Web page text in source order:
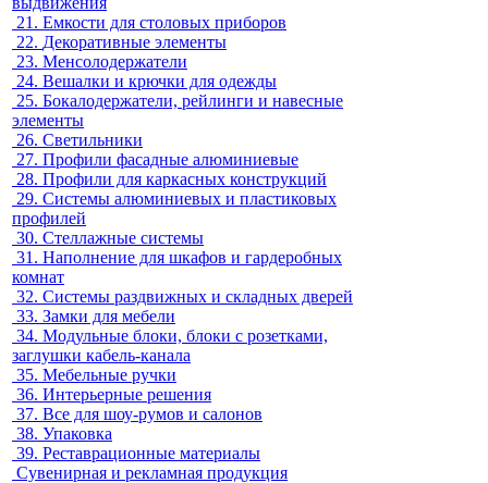
21. Емкости для столовых приборов
22. Декоративные элементы
23. Менсолодержатели
24. Вешалки и крючки для одежды
25. Бокалодержатели, рейлинги и навесные
элементы
26. Светильники
27. Профили фасадные алюминиевые
28. Профили для каркасных конструкций
29. Системы алюминиевых и пластиковых
профилей
30. Стеллажные системы
31. Наполнение для шкафов и гардеробных
комнат
32. Системы раздвижных и складных дверей
33. Замки для мебели
34. Модульные блоки, блоки с розетками,
заглушки кабель-канала
35. Мебельные ручки
36. Интерьерные решения
37. Все для шоу-румов и салонов
38. Упаковка
39. Реставрационные материалы
Сувенирная и рекламная продукция